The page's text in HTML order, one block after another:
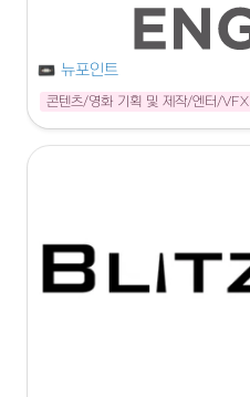
뉴포인트
콘텐츠/영화 기획 및 제작/엔터/VFX